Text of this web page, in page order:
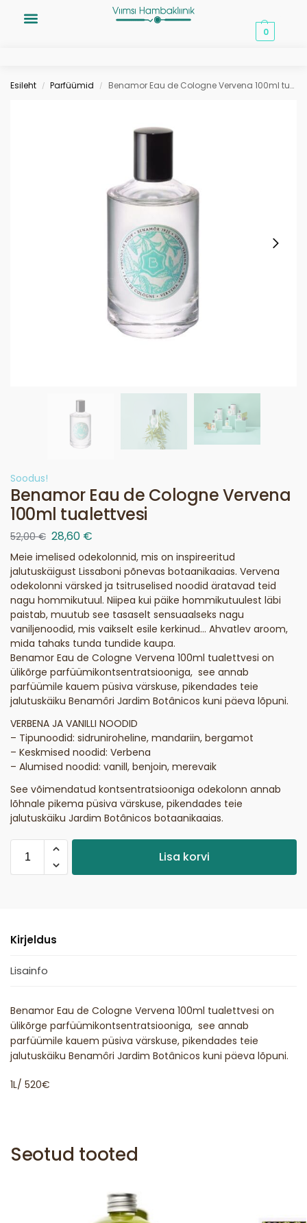
0
Esileht / Parfüümid / Benamor Eau de Cologne Vervena 100ml tualettvesi
Soodus!
Benamor Eau de Cologne Vervena
100ml tualettvesi
52,00€ 28,60 €
Meie imelised odekolonnid, mis on inspireeritud
jalutuskäigust Lissaboni põnevas botaanikaaias. Vervena
odekolonni värsked ja tsitruselised noodid äratavad teid
nagu hommikutuul. Niipea kui päike hommikutuulest läbi
paistab, muutub see tasaselt sensuaalseks nagu
vaniljenoodid, mis vaikselt esile kerkinud… Ahvatlev aroom,
mida tahaks tunda tundide kaupa.
Benamor Eau de Cologne Vervena 100ml tualettvesi on
ülikõrge parfüümikontsentratsiooniga, see annab
parfüümile kauem püsiva värskuse, pikendades teie
jalutuskäiku Benamôri Jardim Botânicos kuni päeva lõpuni.
VERBENA JA VANILLI NOODID
– Tipunoodid: sidruniroheline, mandariin, bergamot
– Keskmised noodid: Verbena
– Alumised noodid: vanill, benjoin, merevaik
See võimendatud kontsentratsiooniga odekolonn annab
lõhnale pikema püsiva värskuse, pikendades teie
jalutuskäiku Jardim Botânicos botaanikaaias.
Lisa korvi
Kirjeldus
Lisainfo
Benamor Eau de Cologne Vervena 100ml tualettvesi on
ülikõrge parfüümikontsentratsiooniga, see annab
parfüümile kauem püsiva värskuse, pikendades teie
jalutuskäiku Benamôri Jardim Botânicos kuni päeva lõpuni.
1L/ 520€
Seotud tooted